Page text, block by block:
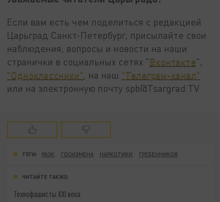
Если вам есть чем поделиться с редакцией
Царьград Санкт-Петербург, присылайте свои
наблюдения, вопросы и новости на наши
странички в социальных сетях "Вконтакте",
"Одноклассники" , на наш "Телеграм-канал"
или на электронную почту spb@Tsargrad.TV
ТЕГИ: РАЭК ГОСИЗМЕНА НАРКОТИКИ ГРЕБЕННИКОВ
ЧИТАЙТЕ ТАКЖЕ:
Технофашисты XXI века